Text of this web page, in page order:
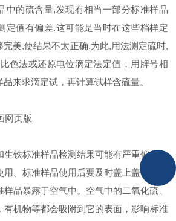
中的硫含量,发现有相当一部分标准样品
定值有偏差.这可能是当时在这些档样定
美,使结果不太正确.为此,用法测定硫时,
色法或还原电位滴定法定值，用牌号相
来求滴定试，再计算试样含硫量。
标准样品检测结果可能有严重偏差，
。标准样品使用后要及时盖上盖子，放
品暴露于空气中。空气中的二氧化硫、
，有机物等都会吸附到它的表面，影响标准